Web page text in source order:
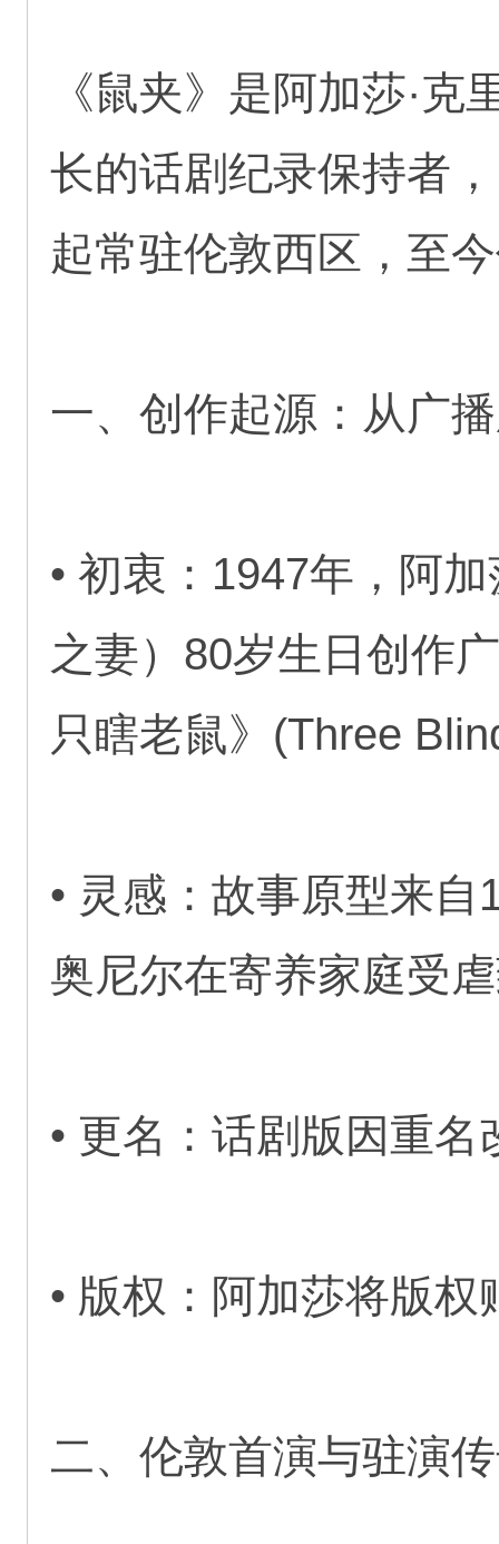
《鼠夹》是阿加莎·
长的话剧纪录保持者
起常驻伦敦西区，至
一、创作起源：从广
• 初衷：1947年，阿
之妻）80岁生日创作
只瞎老鼠》(Three
• 灵感：故事原型来
奥尼尔在寄养家庭受
• 更名：话剧版因重
• 版权：阿加莎将版
二、伦敦首演与驻演